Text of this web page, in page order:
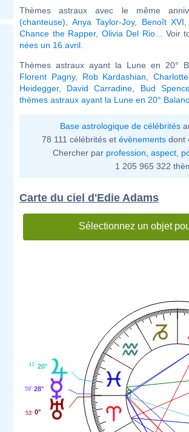
Thèmes astraux avec le même
(chanteuse)
Anya Taylor-Joy, Benoît XVI
Chance the Rapper, Olivia Del Rio... Voir
nées un 16 avril
Thèmes astraux ayant la Lune en 20°
Florent Pagny, Rob Kardashian
Heidegger, David Carradine Bud
thèmes astraux ayant la Lune en 20°
Base astrologique de célébrités
78 111 célébrités et évènements dont
Chercher par profession aspect
1 205 965 322
Carte du ciel d'Edie Adams
Sélectionnez un objet
20°
41'
28°
59'
0°
53'